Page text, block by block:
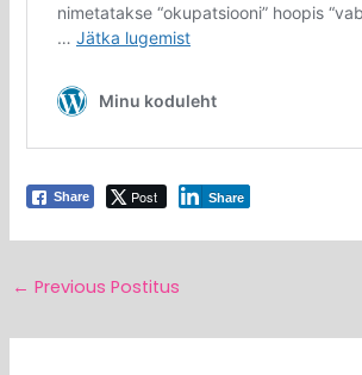
Share Post Share
← Previous Postitus